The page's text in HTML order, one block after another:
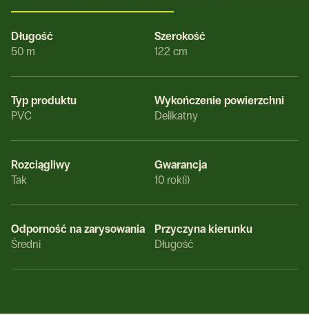
Długość
50 m
Szerokość
122 cm
Typ produktu
PVC
Wykończenie powierzchni
Delikatny
Rozciągliwy
Tak
Gwarancja
10 rok(i)
Odporność na zarysowania
Średni
Przyczyna kierunku
Długość